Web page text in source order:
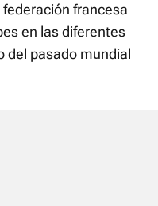
federación francesa
en las diferentes
del pasado mundial